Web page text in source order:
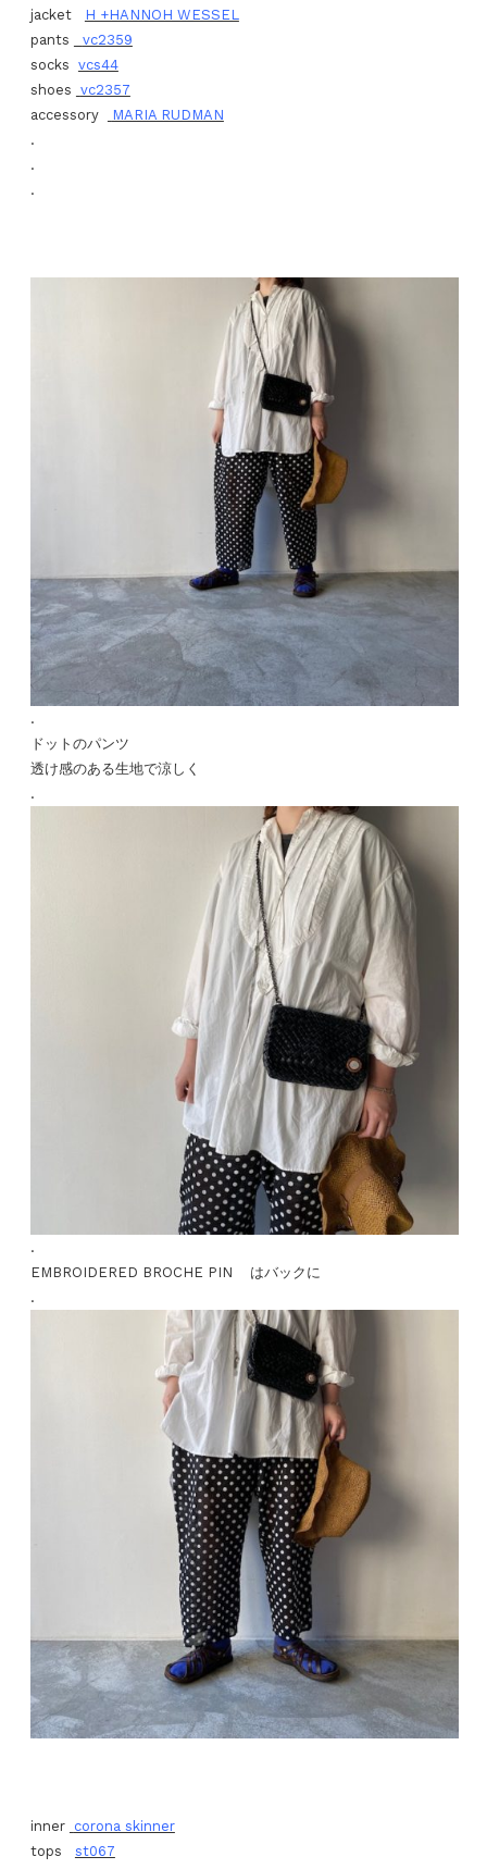
jacket
H +HANNOH WESSEL
pants
vc2359
socks vcs44
shoes vc2357
accessory
MARIA RUDMAN
.
.
.
.
ドットのパンツ
透け感のある生地で涼しく
.
.
EMBROIDERED BROCHE PIN はバックに
.
inner corona skinner
tops st067